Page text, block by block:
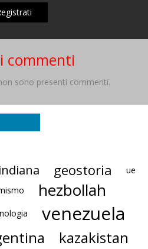
commenti
sono presenti commenti.
geostoria ue
hezbollah
venezuela
kazakistan